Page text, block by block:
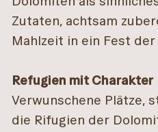
Zutaten, achtsam
Mahlzeit in ein Fest
Refugien mit Charakter
Verwunschene Plätze,
die Rifugien der